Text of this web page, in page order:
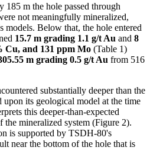
185 m the hole passed through
not meaningfully mineralized,
models. Below that, the hole entered
15.7 m grading 1.1 g/t Au and 8
Cu, and 131 ppm Mo (Table 1)
m grading 0.5 g/t Au from 516
substantially deeper than the
upon its geological model at the time
this deeper-than-expected
the mineralized system (Figure 2).
is supported by TSDH-80's
near the bottom of the hole that is